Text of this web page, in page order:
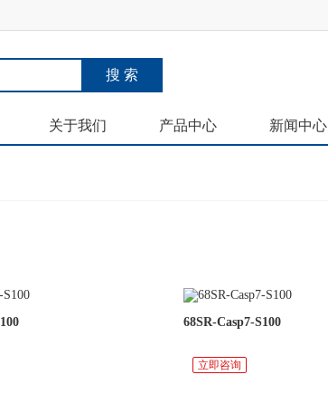
关于我们 产品中心 新闻中心
68SR-Casp7-S100
立即咨询